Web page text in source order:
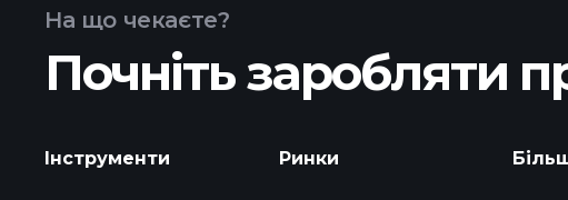
розширеній
На що чекаєте?
Почніть заробляти
Інструменти Ринки